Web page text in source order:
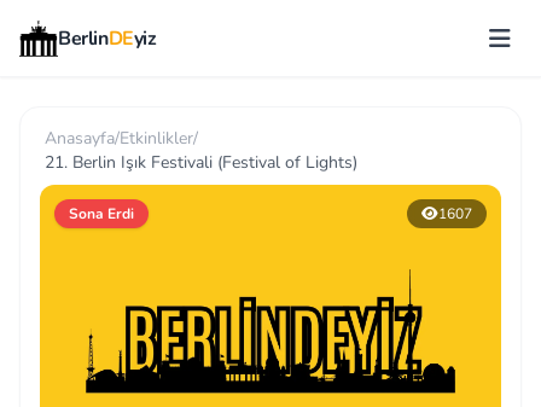
BerlinDEyiz
Anasayfa/Etkinlikler/
21. Berlin Işık Festivali (Festival of Lights)
Sona Erdi 1607